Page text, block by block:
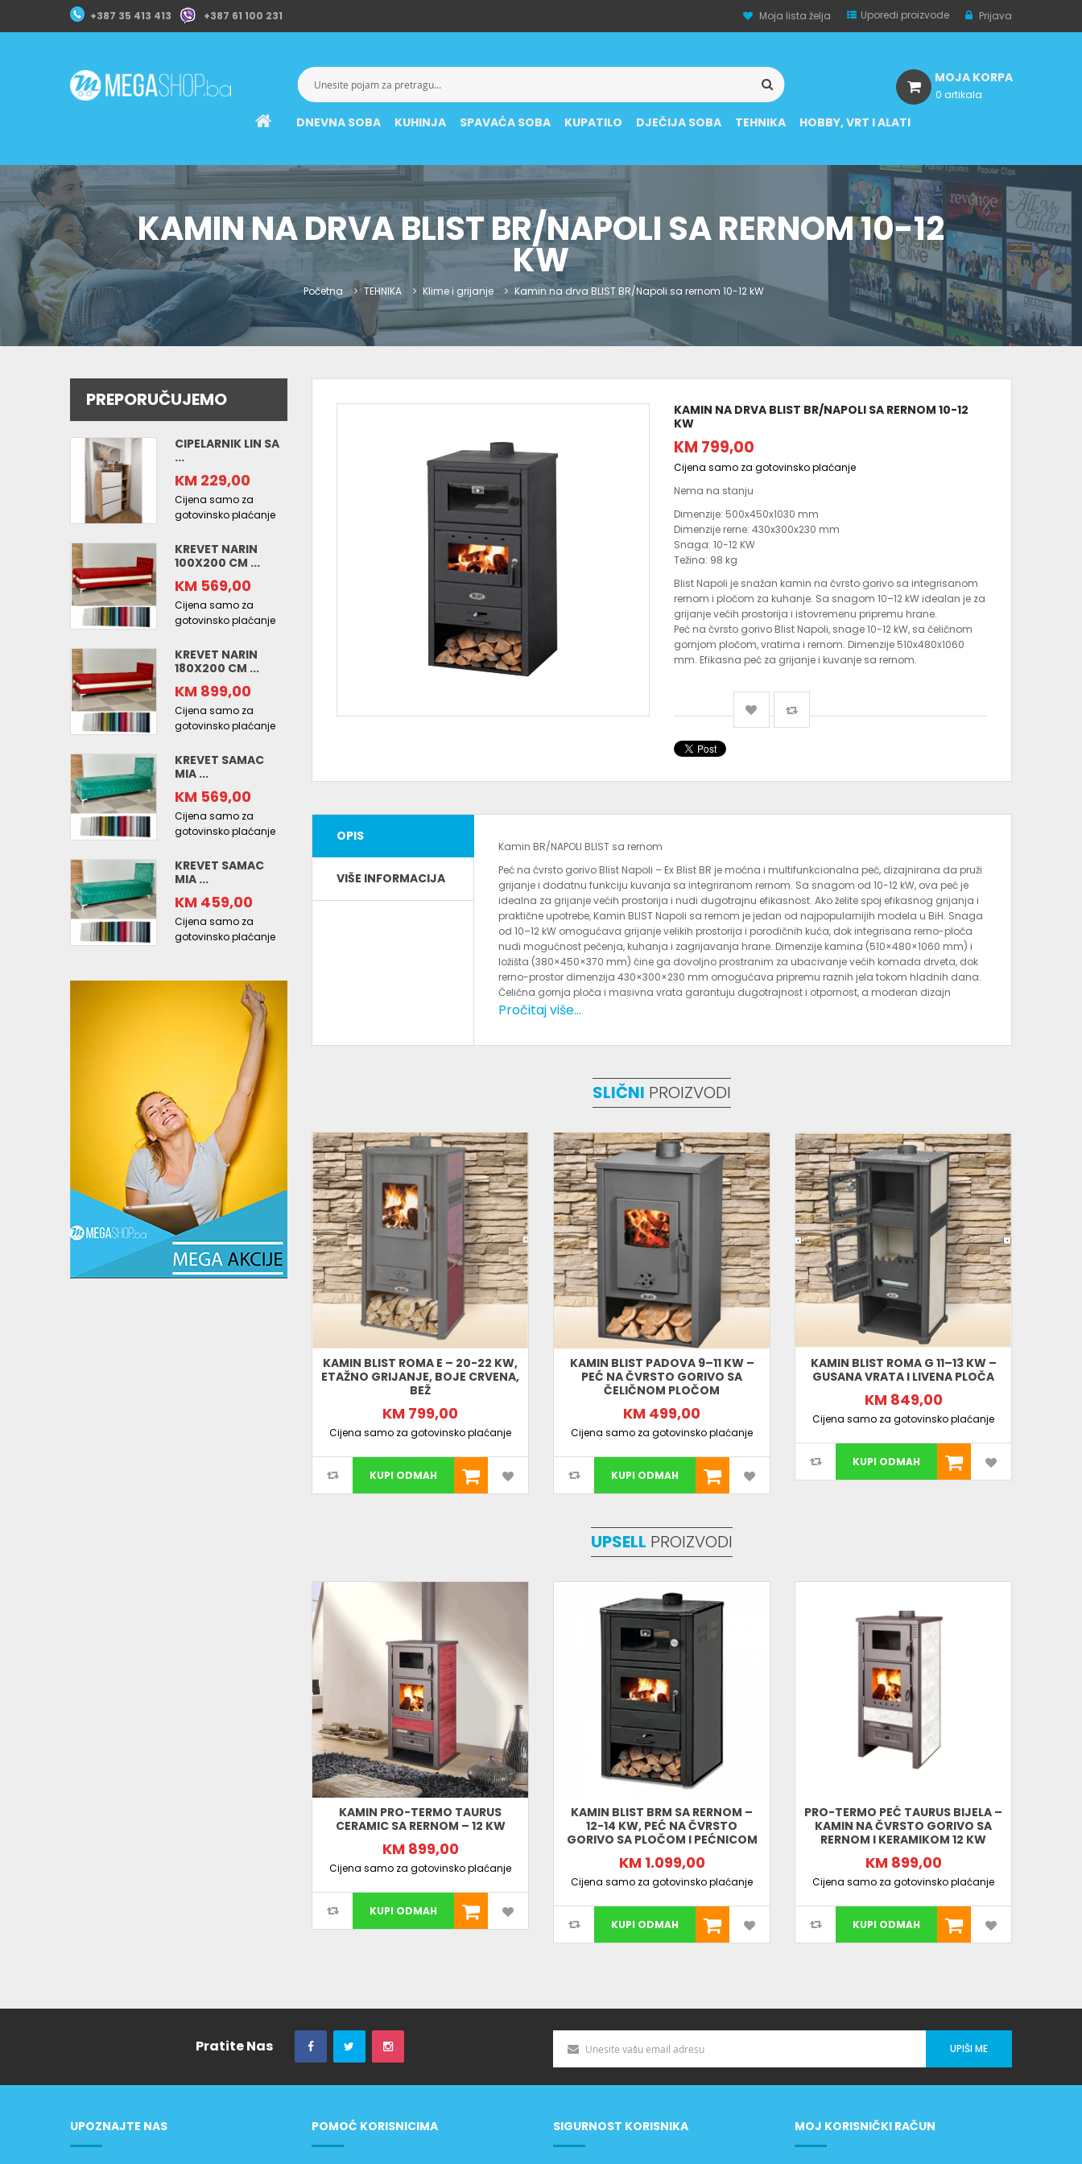
+387 35 413 413 +387 61 100 231 Moja lista želja Uporedi proizvode Prijava
DNEVNA SOBA KUHINJA SPAVAĆA SOBA KUPATILO DJEČIJA SOBA TEHNIKA HOBBY, VRT I ALATI
MOJA KORPA
0 artikala
KAMIN NA DRVA BLIST BR/NAPOLI SA RERNOM 10-12
KW
Početna TEHNIKA Klime i grijanje Kamin na drva BLIST BR/Napoli sa rernom 10-12 kW
KAMIN NA DRVA BLIST BR/NAPOLI SA RERNOM 10-12
KW
KM 799,00
Cijena samo za gotovinsko plaćanje
Nema na stanju
Dimenzije: 500x450x1030 mm
Dimenzije rerne: 430x300x230 mm
Snaga: 10-12 KW
Težina: 98 kg
Blist Napoli je snažan kamin na čvrsto gorivo sa integrisanom
rernom i pločom za kuhanje. Sa snagom 10–12 kW idealan je za
grijanje većih prostorija i istovremenu pripremu hrane.
Peć na čvrsto gorivo Blist Napoli, snage 10-12 kW, sa čeličnom
gornjom pločom, vratima i rernom. Dimenzije 510x480x1060
mm. Efikasna peć za grijanje i kuvanje sa rernom.
OPIS
VIŠE INFORMACIJA
Kamin BR/NAPOLI BLIST sa rernom
Peć na čvrsto gorivo Blist Napoli – Ex Blist BR je moćna i multifunkcionalna peć, dizajnirana da pruži
grijanje i dodatnu funkciju kuvanja sa integriranom rernom. Sa snagom od 10-12 kW, ova peć je
idealna za grijanje većih prostorija i nudi dugotrajnu efikasnost. Ako želite spoj efikasnog grijanja i
praktične upotrebe, Kamin BLIST Napoli sa rernom je jedan od najpopularnijih modela u BiH. Snaga
od 10–12 kW omogućava grijanje velikih prostorija i porodičnih kuća, dok integrisana rerno-ploča
nudi mogućnost pečenja, kuhanja i zagrijavanja hrane. Dimenzije kamina (510×480×1060 mm) i
ložišta (380×450×370 mm) čine ga dovoljno prostranim za ubacivanje većih komada drveta, dok
rerno-prostor dimenzija 430×300×230 mm omogućava pripremu raznih jela tokom hladnih dana.
Čelična gornja ploča i masivna vrata garantuju dugotrajnost i otpornost, a moderan dizajn
uklapa se u svako domaćinstvo. Blist Napoli spaja tradiciju i praktičnost, nudeći više od običnog
je po povoljnim cijenama uz sigurnu dostavu širom BiH
Pročitaj više...
SLIČNI PROIZVODI
KAMIN BLIST ROMA E – 20-22 KW,
ETAŽNO GRIJANJE, BOJE CRVENA,
BEŽ
KM 799,00
Cijena samo za gotovinsko plaćanje
KUPI ODMAH
KAMIN BLIST PADOVA 9–11 KW –
PEĆ NA ČVRSTO GORIVO SA
ČELIČNOM PLOČOM
KM 499,00
Cijena samo za gotovinsko plaćanje
KUPI ODMAH
KAMIN BLIST ROMA G 11–13 KW –
GUSANA VRATA I LIVENA PLOČA
KM 849,00
Cijena samo za gotovinsko plaćanje
KUPI ODMAH
UPSELL PROIZVODI
KAMIN PRO-TERMO TAURUS
CERAMIC SA RERNOM – 12 KW
KM 899,00
Cijena samo za gotovinsko plaćanje
KUPI ODMAH
KAMIN BLIST BRM SA RERNOM –
12-14 KW, PEĆ NA ČVRSTO
GORIVO SA PLOČOM I PEĆNICOM
KM 1.099,00
Cijena samo za gotovinsko plaćanje
KUPI ODMAH
PRO-TERMO PEĆ TAURUS BIJELA –
KAMIN NA ČVRSTO GORIVO SA
RERNOM I KERAMIKOM 12 KW
KM 899,00
Cijena samo za gotovinsko plaćanje
KUPI ODMAH
PREPORUČUJEMO
CIPELARNIK LIN SA
...
KM 229,00
Cijena samo za
gotovinsko plaćanje
KREVET NARIN
100X200 CM ...
KM 569,00
Cijena samo za
gotovinsko plaćanje
KREVET NARIN
180X200 CM ...
KM 899,00
Cijena samo za
gotovinsko plaćanje
KREVET SAMAC
MIA ...
KM 569,00
Cijena samo za
gotovinsko plaćanje
KREVET SAMAC
MIA ...
KM 459,00
Cijena samo za
gotovinsko plaćanje
Pratite Nas UPIŠI ME
UPOZNAJTE NAS POMOĆ KORISNICIMA SIGURNOST KORISNIKA MOJ KORISNIČKI RAČUN